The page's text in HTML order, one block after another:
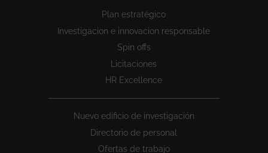
Plan estratégico
Investigacion e innovacion responsable
Spin offs
Licitaciones
HR Excellence
Nuevo edificio de investigación
Directorio de personal
Ofertas de trabajo